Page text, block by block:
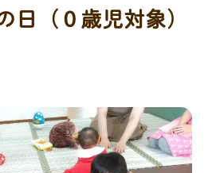
日（０歳児対象）